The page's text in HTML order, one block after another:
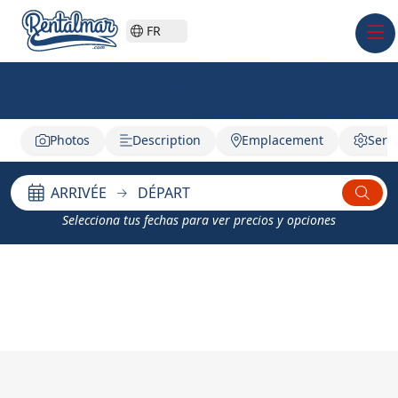
FR
Photos Description Emplacement
ARRIVÉE DÉPART
Selecciona tus fechas para ver precios y opciones